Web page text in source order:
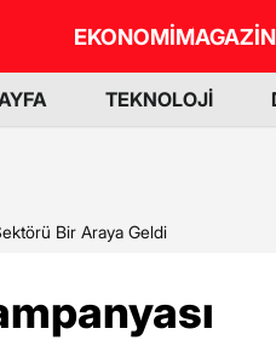
EKONOMİMAGAZİN
TEKNOLOJİ
Bir Araya Geldi